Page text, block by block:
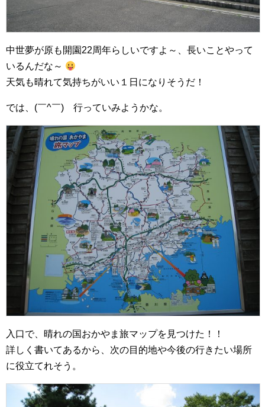
中世夢が原も開園22周年らしいですよ～、長いことやって
いるんだな～
天気も晴れて気持ちがいい１日になりそうだ！
では、(￣^￣)ゞ行っていみようかな。
入口で、晴れの国おかやま旅マップを見つけた！！
詳しく書いてあるから、次の目的地や今後の行きたい場所
に役立てれそう。